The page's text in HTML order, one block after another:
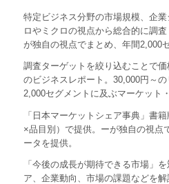
特定ビジネス分野の市場規模、企
ロやミクロの視点から総合的に調
が独自の視点でまとめ、年間2,000
調査ターゲットを絞り込むことで
のビジネスレポート。30,000円～
2,000セグメントに及ぶマーケット
「日本マーケットシェア事典」書
×品目別）で提供。ーが独自の視点
ータを提供。
「今後の成長が期待できる市場」
ア、企業動向、市場の課題などを